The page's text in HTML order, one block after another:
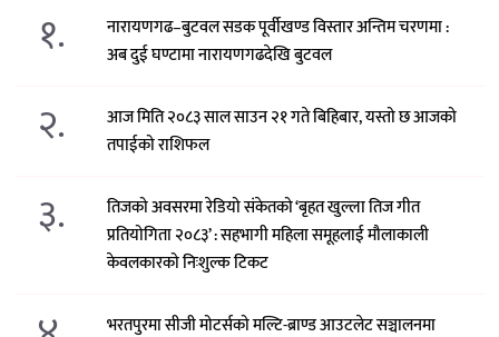
१.
नारायणगढ–बुटवल सडक पूर्वीखण्ड विस्तार अन्तिम चरणमा :
अब दुई घण्टामा नारायणगढदेखि बुटवल
२.
आज मिति २०८३ साल साउन २१ गते बिहिबार, यस्तो छ आजको
तपाईको राशिफल
३.
तिजको अवसरमा रेडियो संकेतको ‘बृहत खुल्ला तिज गीत
प्रतियोगिता २०८३’ : सहभागी महिला समूहलाई मौलाकाली
केवलकारको निःशुल्क टिकट
भरतपुरमा सीजी मोटर्सको मल्टि-ब्राण्ड आउटलेट सञ्चालनमा